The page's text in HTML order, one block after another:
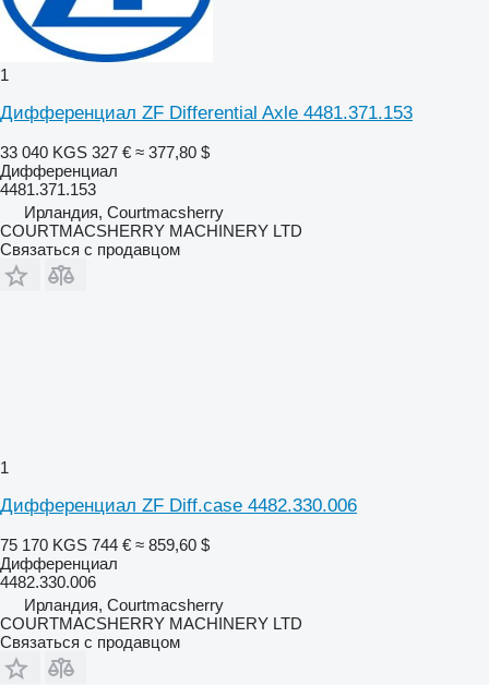
1
Дифференциал ZF Differential Axle 4481.371.153
33 040 KGS 327 € ≈ 377,80 $
Дифференциал
4481.371.153
Ирландия, Courtmacsherry
COURTMACSHERRY MACHINERY LTD
Связаться с продавцом
1
Дифференциал ZF Diff.case 4482.330.006
75 170 KGS 744 € ≈ 859,60 $
Дифференциал
4482.330.006
Ирландия, Courtmacsherry
COURTMACSHERRY MACHINERY LTD
Связаться с продавцом